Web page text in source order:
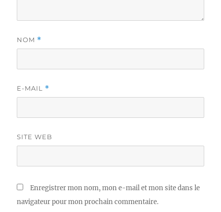
NOM *
E-MAIL *
SITE WEB
Enregistrer mon nom, mon e-mail et mon site dans le
navigateur pour mon prochain commentaire.